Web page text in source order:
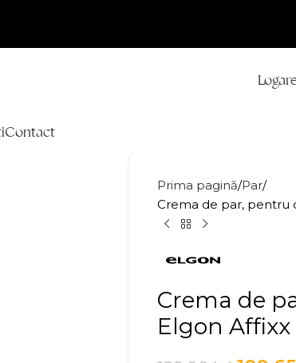
Contact
Prima pagină Par
Crema de par, pentru
Crema de
Elgon